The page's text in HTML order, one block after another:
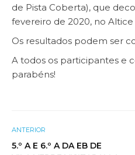
de Pista Coberta), que
fevereiro de 2020, no
Os resultados podem ser
A todos os participantes e
parabéns!
ANTERIOR
5.º A E 6.º A DA EB DE